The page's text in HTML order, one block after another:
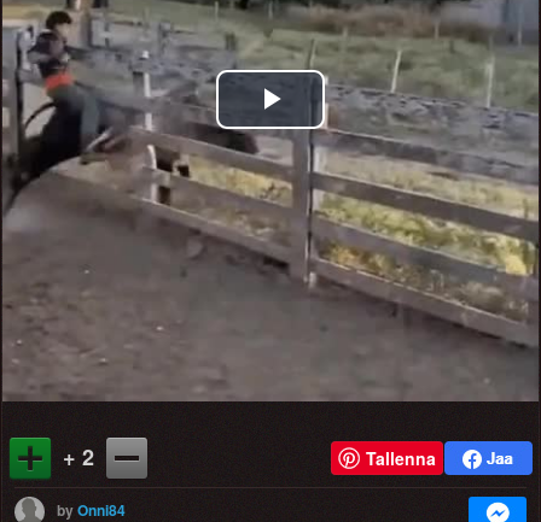
Play
Video
+ 2 Tallenna
byOnni84